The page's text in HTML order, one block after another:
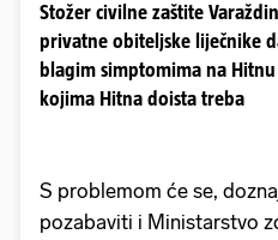
Stožer civilne zaštite
privatne obiteljske liječnike
blagim simptomima na
kojima Hitna doista treba
S problemom će se,
pozabaviti i Ministarstvo